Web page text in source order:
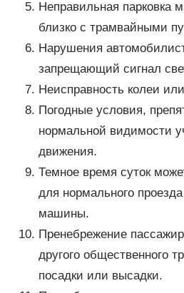
Неправильная парковка
близко с трамвайными
Нарушения
запрещающий сигнал
Неисправность колеи
Погодные условия,
нормальной видимости
движения.
Темное время суток
для нормального
машины.
Пренебрежение
другого общественного
посадки или высадки.